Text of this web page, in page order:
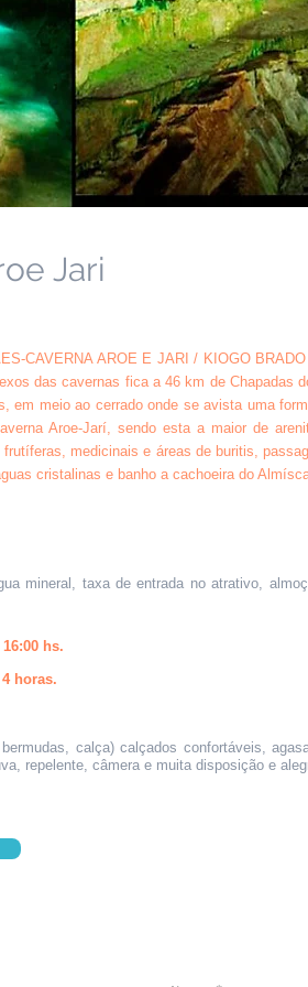
Jari
CAVERNA AROE E JARI / KIOGO
das cavernas fica a 46 km de Chapadas
em meio ao cerrado onde se avista uma
Aroe-Jarí, sendo esta a maior de
medicinais e áreas de buritis,
cristalinas e banho a cachoeira do
mineral, taxa de entrada no atrativo,
hs.
horas.
calça) calçados confortáveis,
repelente, câmera e muita disposição e